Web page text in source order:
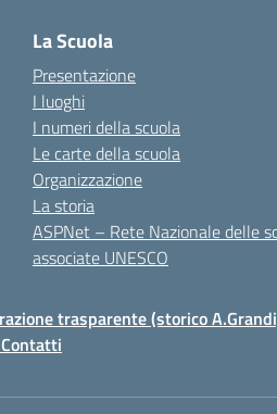
La Scuola
Presentazione
I luoghi
I numeri della scuola
Le carte della scuola
Organizzazione
La storia
ASPNet – Rete Nazionale delle
associate UNESCO
trasparente (storico
Contatti